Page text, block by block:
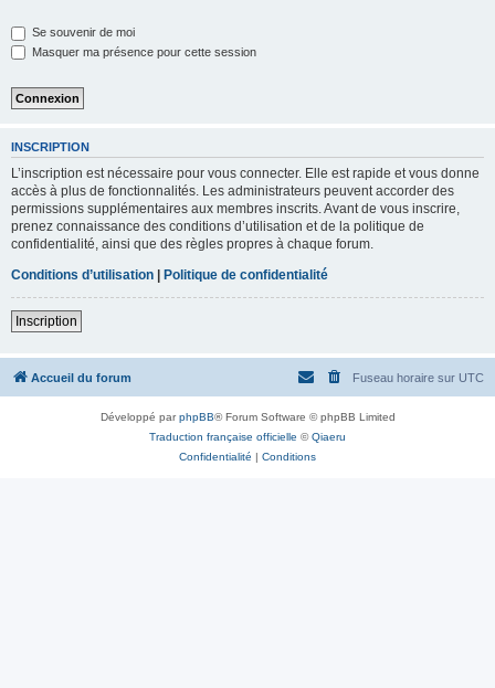
Se souvenir de moi
Masquer ma présence pour cette session
INSCRIPTION
L’inscription est nécessaire pour vous connecter. Elle est rapide et vous donne
accès à plus de fonctionnalités. Les administrateurs peuvent accorder des
permissions supplémentaires aux membres inscrits. Avant de vous inscrire,
prenez connaissance des conditions d’utilisation et de la politique de
confidentialité, ainsi que des règles propres à chaque forum.
Conditions d’utilisation | Politique de confidentialité
Inscription
Accueil du forum Fuseau horaire sur UTC
Développé parphpBB® Forum Software © phpBB Limited
Traduction française officielle ©Qiaeru
Confidentialité | Conditions